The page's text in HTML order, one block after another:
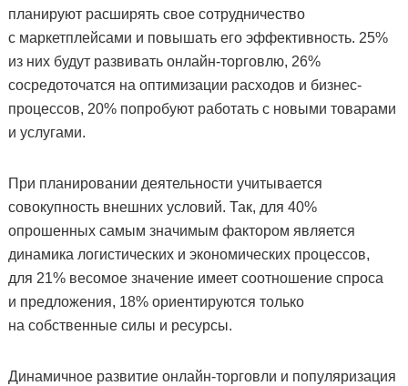
планируют расширять свое сотрудничество
с маркетплейсами и повышать его эффективность. 25%
из них будут развивать онлайн-торговлю, 26%
сосредоточатся на оптимизации расходов и бизнес-
процессов, 20% попробуют работать с новыми товарами
и услугами.
При планировании деятельности учитывается
совокупность внешних условий. Так, для 40%
опрошенных самым значимым фактором является
динамика логистических и экономических процессов,
для 21% весомое значение имеет соотношение спроса
и предложения, 18% ориентируются только
на собственные силы и ресурсы.
Динамичное развитие онлайн-торговли и популяризация